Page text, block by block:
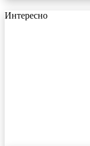
Интересно